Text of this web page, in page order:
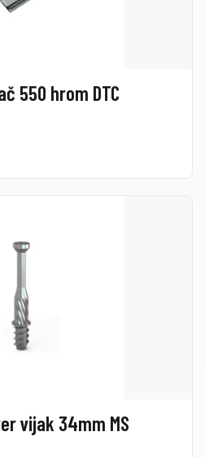
550 hrom DTC
vijak 34mm MS